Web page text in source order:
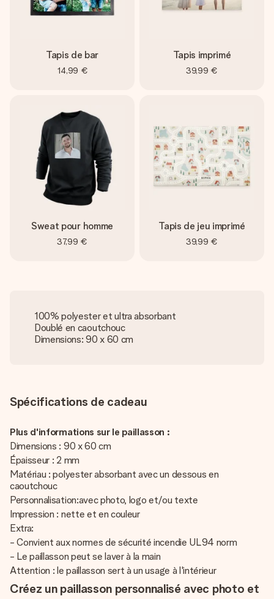
Tapis de bar
14,99 €
Tapis imprimé
39,99 €
Sweat pour homme
37,99 €
Tapis de jeu imprimé
39,99 €
100% polyester et ultra absorbant
Doublé en caoutchouc
Dimensions: 90 x 60 cm
Spécifications de cadeau
Plus d'informations sur le paillasson :
Dimensions : 90 x 60 cm
Épaisseur : 2 mm
Matériau : polyester absorbant avec un dessous en
caoutchouc
Personnalisation:avec photo, logo et/ou texte
Impression : nette et en couleur
Extra:
- Convient aux normes de sécurité incendie UL94 norm
- Le paillasson peut se laver à la main
Attention : le paillasson sert à un usage à l'intérieur
Créez un paillasson personnalisé avec photo et